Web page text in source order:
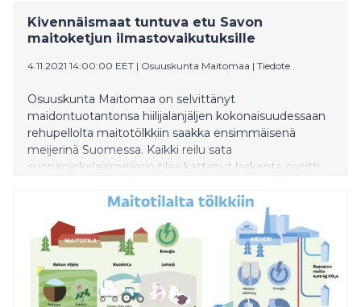
Kivennäismaat tuntuva etu Savon
maitoketjun ilmastovaikutuksille
4.11.2021 14:00:00 EET | Osuuskunta Maitomaa | Tiedote
Osuuskunta Maitomaa on selvittänyt
maidontuotantonsa hiilijalanjäljen kokonaisuudessaan
rehupellolta maitotölkkiin saakka ensimmäisenä
meijerinä Suomessa. Kaikki reilu sata
suonenjokelaismeijerin tilaa kattanut laskenta osoitti